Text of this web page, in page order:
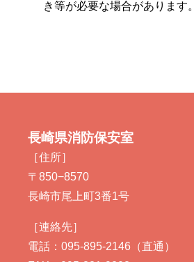
き等が必要な場合があります。
長崎県消防保安室
［住所］
〒850−8570
長崎市尾上町3番1号
［連絡先］
電話：095-895-2146（直通）